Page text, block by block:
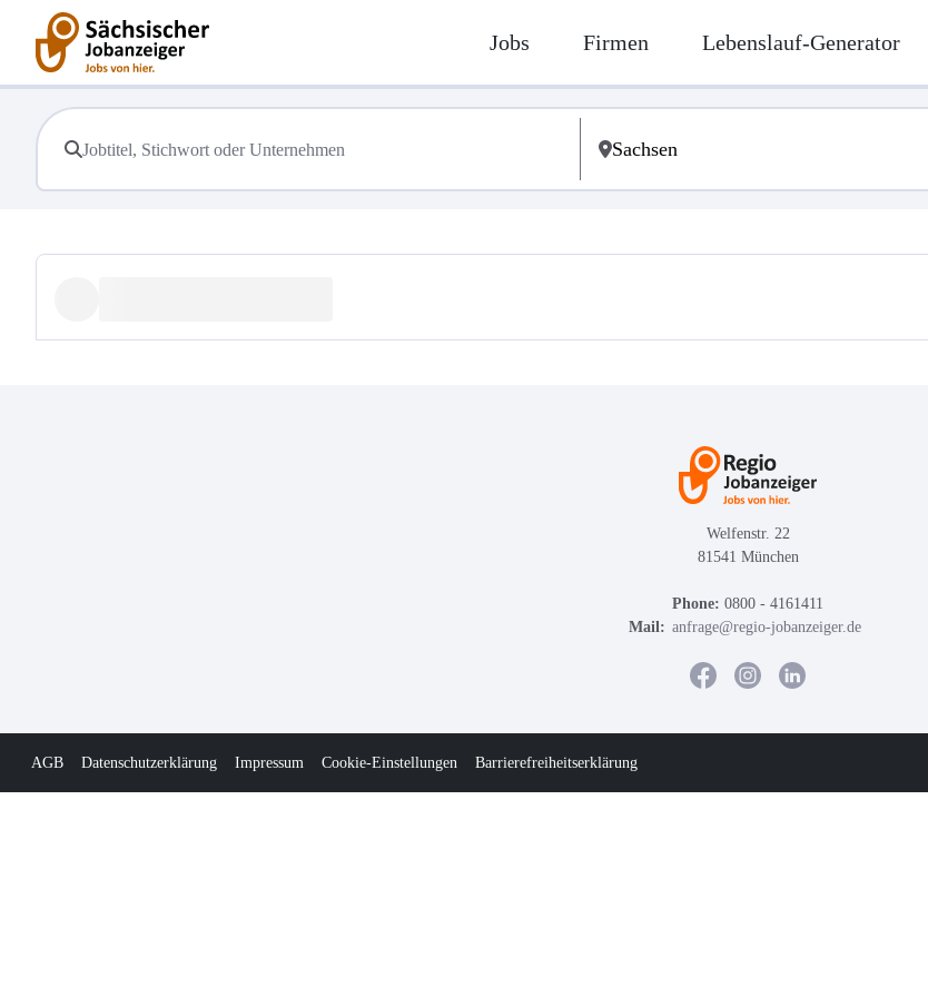
Jobs Firmen Lebenslauf-Generator
Welfenstr. 22
81541 München
Phone: 0800 - 4161411
Mail: anfrage@regio-jobanzeiger.de
AGB Datenschutzerklärung Impressum Cookie-Einstellungen Barrierefreiheitserklärung